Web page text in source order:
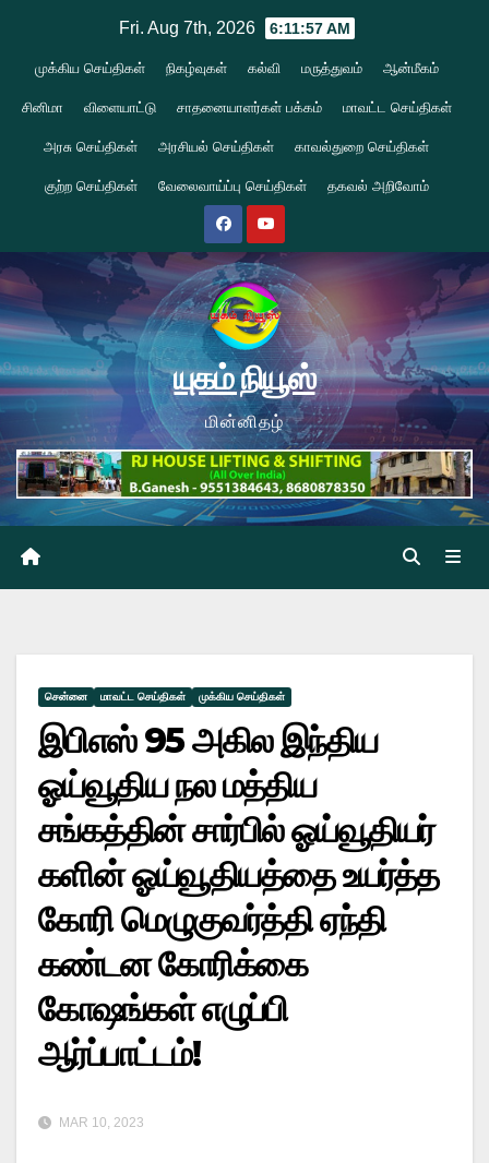
content
Fri. Aug 7th, 2026 6:11:57 AM
முக்கிய செய்திகள் நிகழ்வுகள் கல்வி மருத்துவம் ஆன்மீகம்
சினிமா விளையாட்டு சாதனையாளர்கள் பக்கம் மாவட்ட செய்திகள்
அரசு செய்திகள் அரசியல் செய்திகள் காவல்துறை செய்திகள்
குற்ற செய்திகள் வேலைவாய்ப்பு செய்திகள் தகவல் அறிவோம்
யுகம் நியூஸ்
மின்னிதழ்
சென்னை மாவட்ட செய்திகள் முக்கிய செய்திகள்
இபிஎஸ் 95 அகில இந்திய
ஓய்வூதிய நல மத்திய
சங்கத்தின் சார்பில் ஓய்வூதியர்
களின் ஓய்வூதியத்தை உயர்த்த
கோரி மெழுகுவர்த்தி ஏந்தி
கண்டன கோரிக்கை
கோஷங்கள் எழுப்பி
ஆர்ப்பாட்டம்!
MAR 10, 2023